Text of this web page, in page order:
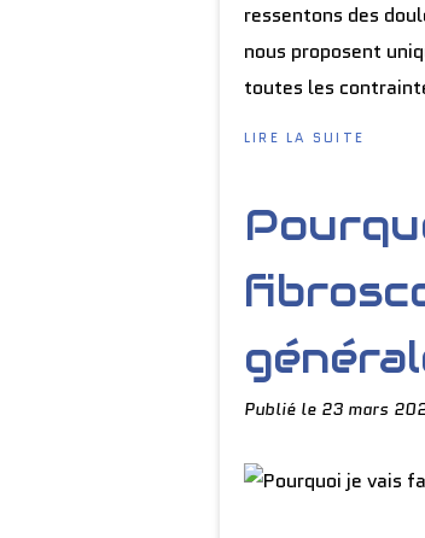
ressentons des
nous proposent
toutes les
LIRE LA SUITE
Publié le 23 mars